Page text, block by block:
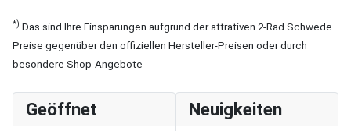
*) Das sind Ihre Einsparungen aufgrund der attrativen 2-Rad Schwede
Preise gegenüber den offiziellen Hersteller-Preisen oder durch
besondere Shop-Angebote
Geöffnet Neuigkeiten